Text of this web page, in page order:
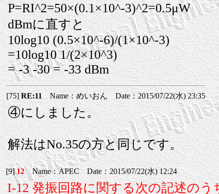
P=RI^2=50×(0.1×10^-3)^2=0.5μW
dBmに直すと
10log10 (0.5×10^-6)/(1×10^-3)
=10log10 1/(2×10^3)
= -3 -30 = -33 dBm
[75]RE:11Name：めいおん Date：2015/07/22(水) 23:35
④にしました。
解法はNo.35の方と同じです。
[9]12Name：APEC Date：2015/07/22(水) 12:24
I-12 発振回路に関する次の記述のう